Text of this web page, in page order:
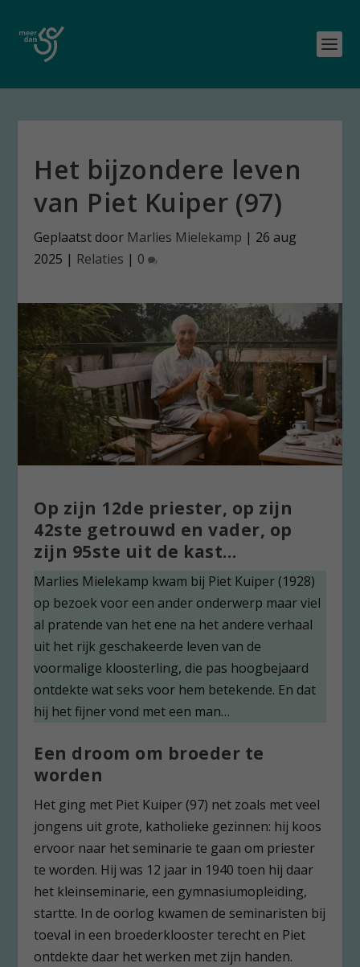
Het bijzondere leven
van Piet Kuiper (97)
Geplaatst door Marlies Mielekamp | 26 aug
2025 | Relaties | 0
Op zijn 12de priester, op zijn
42ste getrouwd en vader, op
zijn 95ste uit de kast…
Marlies Mielekamp kwam bij Piet Kuiper (1928)
op bezoek voor een ander onderwerp maar viel
al pratende van het ene na het andere verhaal
uit het rijk geschakeerde leven van de
voormalige kloosterling, die pas hoogbejaard
ontdekte wat seks voor hem betekende. En dat
hij het fijner vond met een man…
Een droom om broeder te
worden
Het ging met Piet Kuiper (97) net zoals met veel
jongens uit grote, katholieke gezinnen: hij koos
ervoor naar het seminarie te gaan om priester
te worden. Hij was 12 jaar in 1940 toen hij daar
het kleinseminarie, een gymnasiumopleiding,
startte. In de oorlog kwamen de seminaristen bij
toeval in een broederklooster terecht en Piet
ontdekte daar het werken met zijn handen.